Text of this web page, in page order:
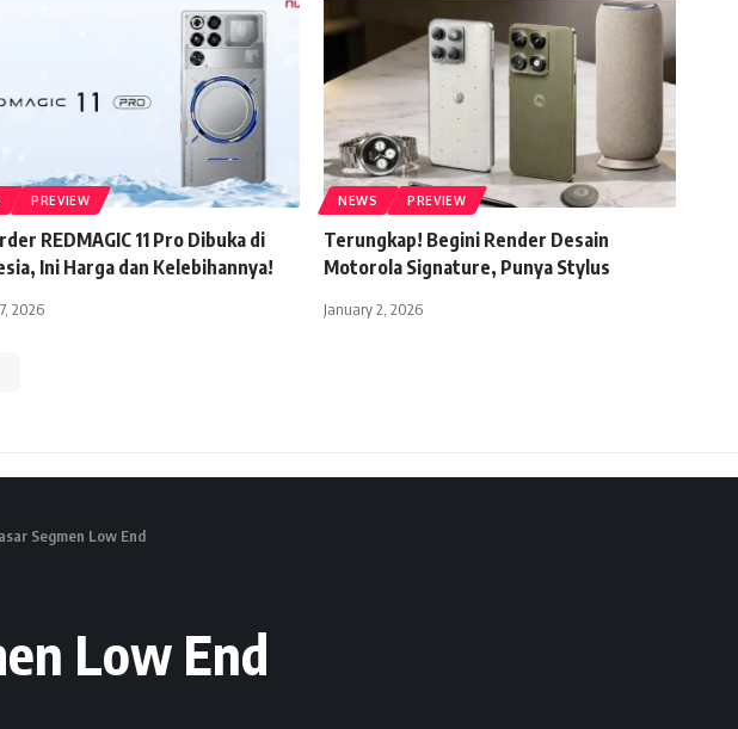
PREVIEW
REDMAGIC 11 Pro Dibuka di
Ini Harga dan Kelebihannya!
2026
NEWS PREVIEW
Terungkap! Begini Render Desain
Motorola Signature, Punya Stylus
January 2, 2026
Segmen Low End
Low End